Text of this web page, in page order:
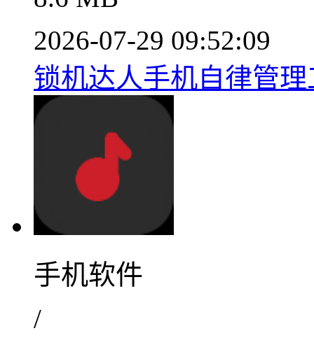
2026-07-29 09:52:09
锁机达人手机自律管
手机软件
/